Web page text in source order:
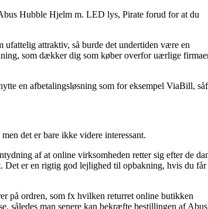
Hubble Hjelm m. LED lys, Pirate forud for at du
attraktiv, så burde det undertiden være en
som dækker dig som køber overfor uærlige
en afbetalingsløsning som for eksempel ViaBill,
det er bare ikke videre interessant.
af at online virksomheden retter sig efter de
Det er en rigtig god lejlighed til opbakning, hvis du får
på ordren, som fx hvilken returret online butikken
således man senere kan bekræfte bestillingen af Abus